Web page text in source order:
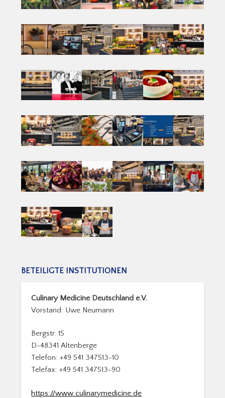
BETEILIGTE INSTITUTIONEN
Culinary Medicine Deutschland e.V.
Vorstand: Uwe Neumann
Bergstr. 15
D-48341 Altenberge
Telefon: +49 541 347513-10
Telefax: +49 541 347513-90
https://www.culinarymedicine.de